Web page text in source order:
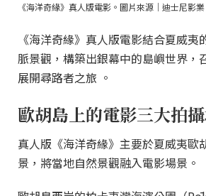
《海洋奇緣》真人版電影。圖片來源｜迪士尼影業
《海洋奇緣》真人版電影結合夏威夷
脈景觀，構築出銀幕中的島嶼世界，
展開尋路者之旅 。
歐胡島上的電影三大拍
真人版《海洋奇緣》主要於夏威夷歐
景，將當地自然景觀融入電影場景。